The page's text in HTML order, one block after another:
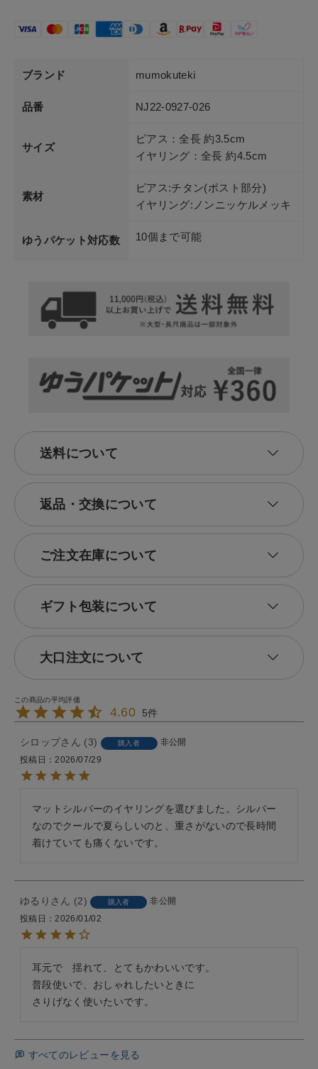
ブランド mumokuteki
品番 NJ22-0927-026
サイズ
ピアス：全長 約3.5cm
イヤリング：全長 約4.5cm
素材
ピアス:チタン(ポスト部分)
イヤリング:ノンニッケルメッキ
ゆうパケット対応数 10個まで可能
送料について
返品・交換について
ご注文在庫について
ギフト包装について
大口注文について
4.60 5
シロップ 3 購入者
非公開
投稿日
2026/07/29
マットシルバーのイヤリングを選びました。シルバー
なのでクールで夏らしいのと、重さがないので長時間
着けていても痛くないです。
ゆるり 2 購入者
非公開
投稿日
2026/01/02
耳元で　揺れて、とてもかわいいです。
普段使いで、おしゃれしたいときに
さりげなく使いたいです。
すべてのレビューを見る